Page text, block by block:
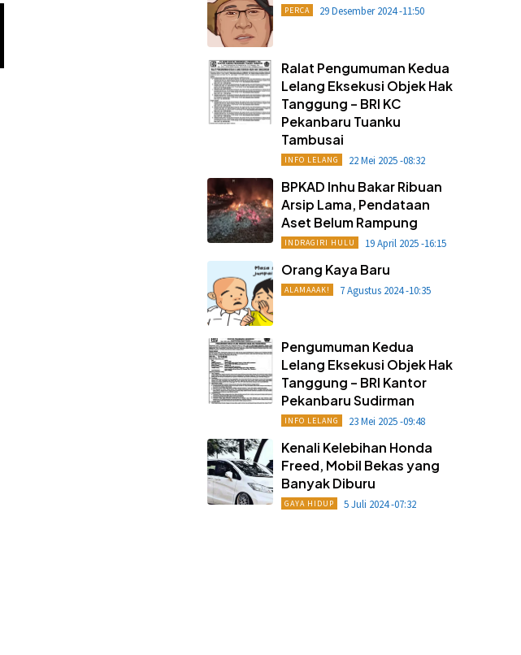
PERCA 29 Desember 2024 -11:50
Ralat Pengumuman Kedua
Lelang Eksekusi Objek Hak
Tanggung – BRI KC
Pekanbaru Tuanku
Tambusai
INFO LELANG 22 Mei 2025 -08:32
BPKAD Inhu Bakar Ribuan
Arsip Lama, Pendataan
Aset Belum Rampung
INDRAGIRI HULU 19 April 2025 -16:15
Orang Kaya Baru
ALAMAAAK! 7 Agustus 2024 -10:35
Pengumuman Kedua
Lelang Eksekusi Objek Hak
Tanggung – BRI Kantor
Pekanbaru Sudirman
INFO LELANG 23 Mei 2025 -09:48
Kenali Kelebihan Honda
Freed, Mobil Bekas yang
Banyak Diburu
GAYA HIDUP 5 Juli 2024 -07:32